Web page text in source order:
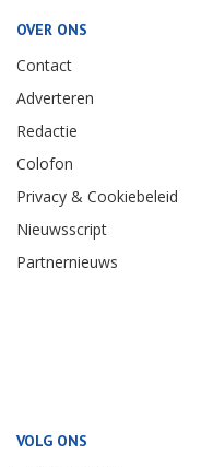
OVER ONS
Contact
Adverteren
Redactie
Colofon
Privacy & Cookiebeleid
Nieuwsscript
Partnernieuws
VOLG ONS